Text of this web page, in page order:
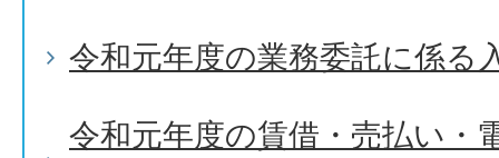
令和元年度の業務委託に係る
令和元年度の賃借・売払い・